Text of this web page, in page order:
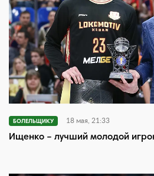
БОЛЕЛЬЩИКУ 18 мая, 21:33
Ищенко – лучший молодой